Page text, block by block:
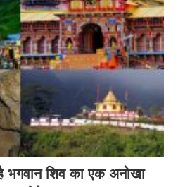
भगवान शिव का एक अनोखा